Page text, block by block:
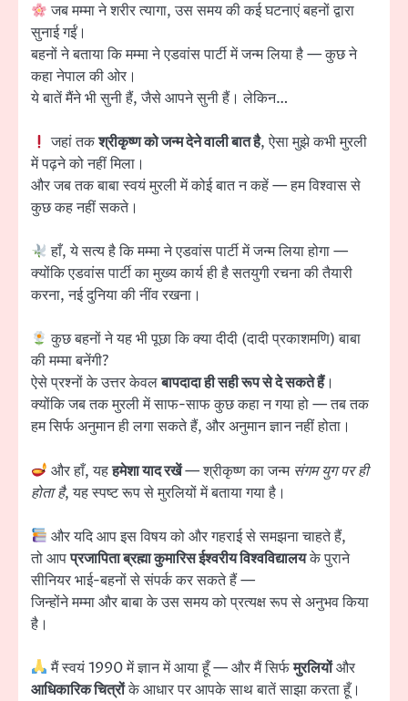
जब मम्मा ने शरीर त्यागा, उस समय की कई घटनाएं बहनों द्वारा
सुनाई गईं।
बहनों ने बताया कि मम्मा ने एडवांस पार्टी में जन्म लिया है — कुछ ने
कहा नेपाल की ओर।
ये बातें मैंने भी सुनी हैं, जैसे आपने सुनी हैं। लेकिन…
जहां तकश्रीकृष्ण को जन्म देने वाली बात है, ऐसा मुझे कभी मुरली
में पढ़ने को नहीं मिला।
और जब तक बाबा स्वयं मुरली में कोई बात न कहें — हम विश्वास से
कुछ कह नहीं सकते।
हाँ, ये सत्य है कि मम्मा ने एडवांस पार्टी में जन्म लिया होगा —
क्योंकि एडवांस पार्टी का मुख्य कार्य ही है सतयुगी रचना की तैयारी
करना, नई दुनिया की नींव रखना।
कुछ बहनों ने यह भी पूछा कि क्या दीदी (दादी प्रकाशमणि) बाबा
की मम्मा बनेंगी?
ऐसे प्रश्नों के उत्तर केवलबापदादा ही सही रूप से दे सकते हैं।
क्योंकि जब तक मुरली में साफ-साफ कुछ कहा न गया हो — तब तक
हम सिर्फ अनुमान ही लगा सकते हैं, और अनुमान ज्ञान नहीं होता।
और हाँ, यहहमेशा याद रखें— श्रीकृष्ण का जन्म संगम युग पर ही
होता है, यह स्पष्ट रूप से मुरलियों में बताया गया है।
और यदि आप इस विषय को और गहराई से समझना चाहते हैं,
तो आपप्रजापिता ब्रह्मा कुमारिस ईश्वरीय विश्वविद्यालयके पुराने
सीनियर भाई-बहनों से संपर्क कर सकते हैं —
जिन्होंने मम्मा और बाबा के उस समय को प्रत्यक्ष रूप से अनुभव किया
है।
मैं स्वयं 1990 में ज्ञान में आया हूँ — और मैं सिर्फमुरलियोंऔर
आधिकारिक चित्रोंके आधार पर आपके साथ बातें साझा करता हूँ।